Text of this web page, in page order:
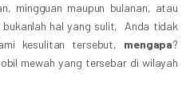
mingguan maupun bulanan, atau
hal yang sulit, Anda tidak
kesulitan tersebut, mengapa?
mewah yang tersebar di wilayah